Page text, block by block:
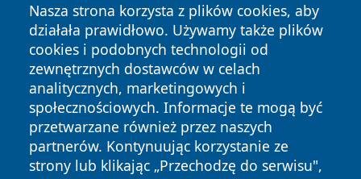
Nasza strona korzysta z plików cookies, aby
działała prawidłowo. Używamy także plików
cookies i podobnych technologii od
zewnętrznych dostawców w celach
analitycznych, marketingowych i
społecznościowych. Informacje te mogą być
przetwarzane również przez naszych
partnerów. Kontynuując korzystanie ze
strony lub klikając „Przechodzę do serwisu",
Copyright © 2026 faktypoznan.pl Wszystkie prawa
zastrzeżone.